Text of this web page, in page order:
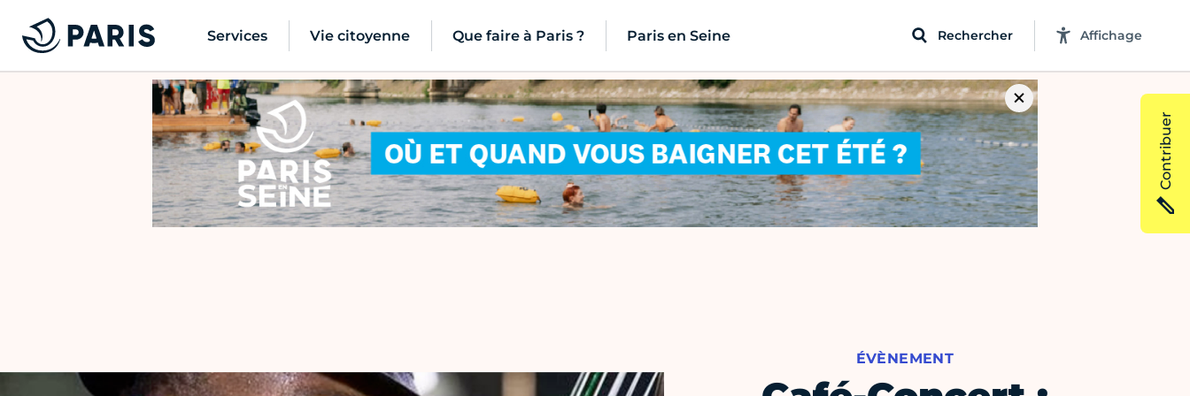
Services Vie citoyenne Que faire à Paris ? Paris en Seine Rechercher Affichage
ÉVÈNEMENT
Contribuer